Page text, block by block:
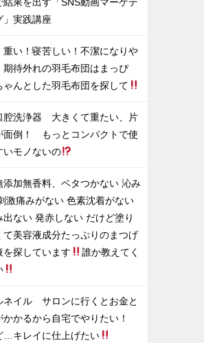
」実践講座
重い！寝苦しい！不潔になりや
期待外れの羽毛布団はまっぴ
ゃんとした羽毛布団を探して
腔洗浄器 大きくて重たい、片
面倒！ もっとコンパクトで使
いモノないの
添加無香料、ベタつかない 沁み
激痛みがない 色素沈着がない
出ない 発赤しない だけど塗り
て美容液成分たっぷりのまつげ
を探しています
誰か教えてく
ネイル サロンに行くとお金と
かかるから自宅でやりたい！
…キレイに仕上げたい